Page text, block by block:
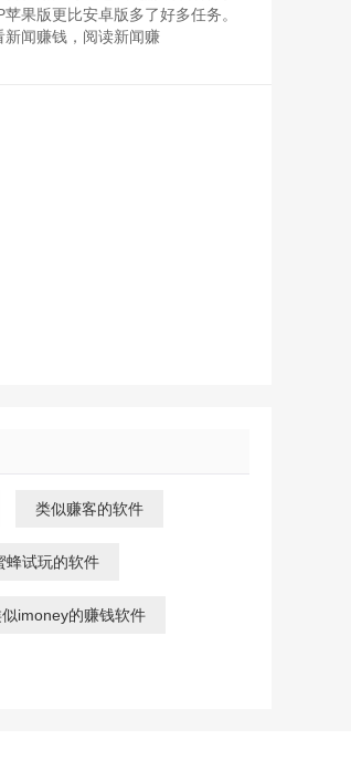
果版更比安卓版多了好多任务。
新闻赚钱，阅读新闻赚
类似赚客的软件
蜂试玩的软件
imoney的赚钱软件